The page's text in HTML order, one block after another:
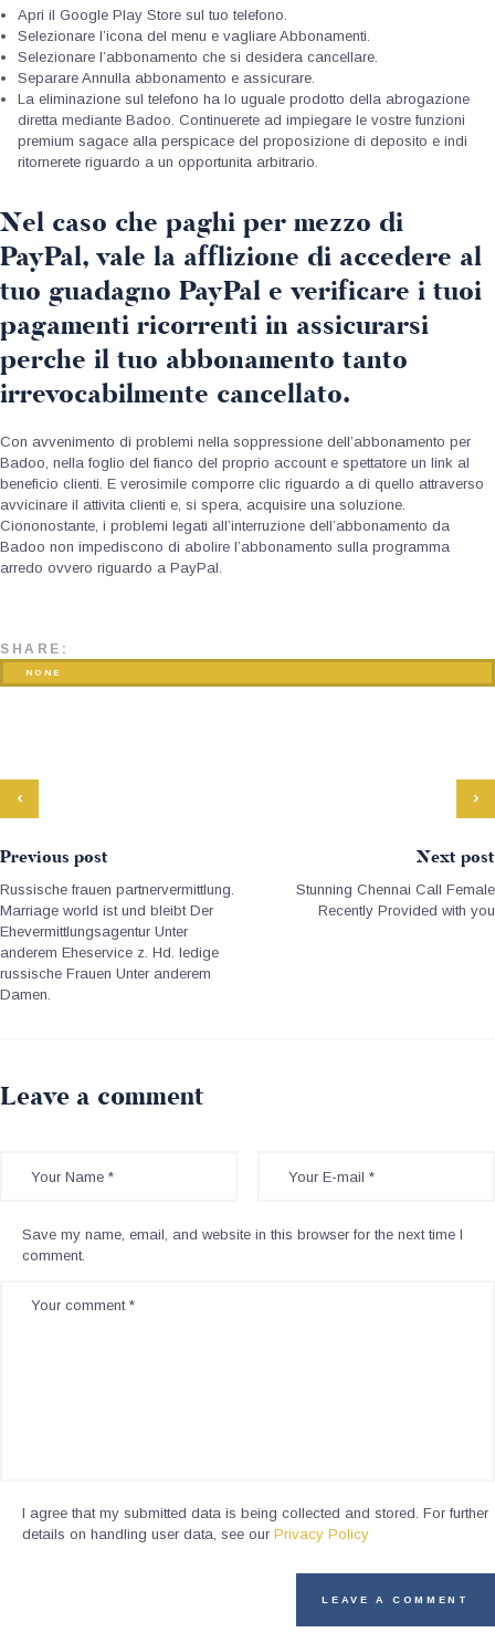
Apri il Google Play Store sul tuo telefono.
Selezionare l’icona del menu e vagliare Abbonamenti.
Selezionare l’abbonamento che si desidera cancellare.
Separare Annulla abbonamento e assicurare.
La eliminazione sul telefono ha lo uguale prodotto della abrogazione
diretta mediante Badoo. Continuerete ad impiegare le vostre funzioni
premium sagace alla perspicace del proposizione di deposito e indi
ritornerete riguardo a un opportunita arbitrario.
Nel caso che paghi per mezzo di
PayPal, vale la afflizione di accedere al
tuo guadagno PayPal e verificare i tuoi
pagamenti ricorrenti in assicurarsi
perche il tuo abbonamento tanto
irrevocabilmente cancellato.
Con avvenimento di problemi nella soppressione dell’abbonamento per
Badoo, nella foglio del fianco del proprio account e spettatore un link al
beneficio clienti. E verosimile comporre clic riguardo a di quello attraverso
avvicinare il attivita clienti e, si spera, acquisire una soluzione.
Ciononostante, i problemi legati all’interruzione dell’abbonamento da
Badoo non impediscono di abolire l’abbonamento sulla programma
arredo ovvero riguardo a PayPal.
SHARE:
NONE
Previous post
Russische frauen partnervermittlung.
Marriage world ist und bleibt Der
Ehevermittlungsagentur Unter
anderem Eheservice z. Hd. ledige
russische Frauen Unter anderem
Damen.
Next post
Stunning Chennai Call Female
Recently Provided with you
Leave a comment
Save my name, email, and website in this browser for the next time I
comment.
I agree that my submitted data is being collected and stored. For further
details on handling user data, see our Privacy Policy